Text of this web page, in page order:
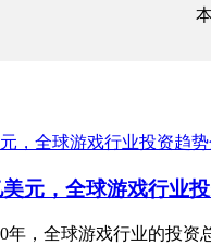
元，全球游戏行业
年，全球游戏行业的投